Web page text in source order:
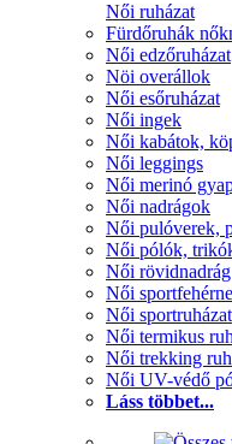
Női ruházat
Fürdőruhák
Női edzőruházat
Nöi overállok
Női esőruházat
Női ingek
Női kabátok,
Női leggings
Női merinó
Női nadrágok
Női pulóverek,
Női pólók,
Női rövidnadrág
Női
Női sportruházat
Női termikus
Női trekking
Női UV-védő
Láss többet...